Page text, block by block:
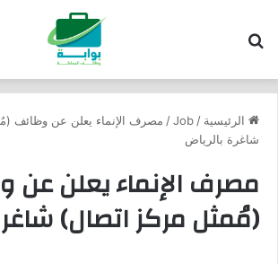
الرئيسية /
Job
/ مصرف الإنماء يعلن عن وظائف
شاغرة بالرياض
مصرف الإنماء يعلن عن
(مُمثل مركز اتصال)